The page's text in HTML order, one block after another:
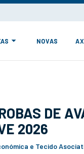
NOVAS
DE
2026
e Tecido